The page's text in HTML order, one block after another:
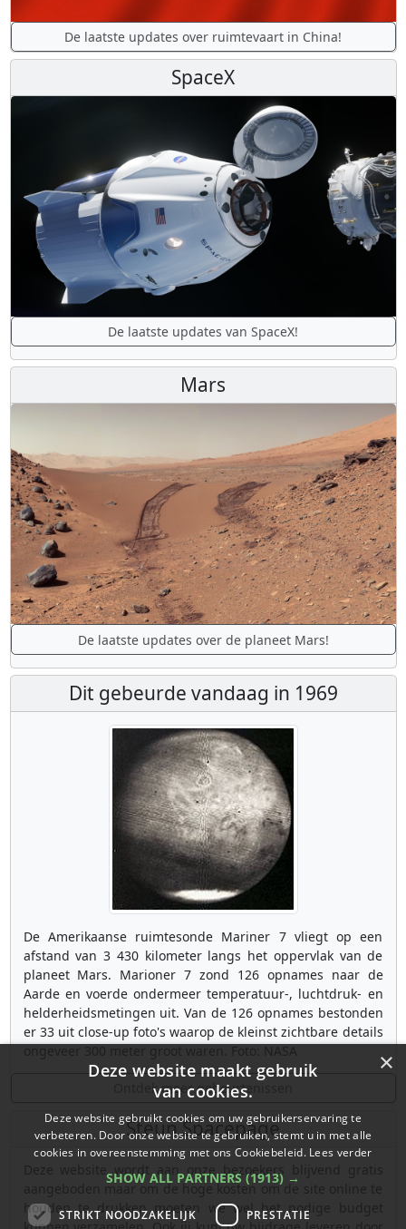
De laatste updates over ruimtevaart in China!
SpaceX
De laatste updates van SpaceX!
Mars
De laatste updates over de planeet Mars!
Dit gebeurde vandaag in 1969
De Amerikaanse ruimtesonde Mariner 7 vliegt op een
afstand van 3 430 kilometer langs het oppervlak van de
planeet Mars. Marioner 7 zond 126 opnames naar de
Aarde en voerde ondermeer temperatuur-, luchtdruk- en
helderheidsmetingen uit. Van de 126 opnames bestonden
er 33 uit close-up foto's waarop de kleinst zichtbare details
Ontdek meer gebeurtenissen
Steun Spacepage
Deze website wordt aan onze bezoekers blijvend gratis
aangeboden maar om de hoge kosten om de site online te
houden te drukken moeten we wel het nodige budget
×
Deze website maakt gebruik
van cookies.
Deze website gebruikt cookies om uw gebruikerservaring te
verbeteren. Door onze website te gebruiken, stemt u in met alle
cookies in overeenstemming met ons Cookiebeleid. Lees verder
SHOW ALL PARTNERS (1913) →
STRIKT NOODZAKELIJK PRESTATIE